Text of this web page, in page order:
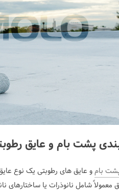
پشت بام و عایق
بامو عایق های رطوبتی یک نوع
معمولاً شامل نانوذرات یا